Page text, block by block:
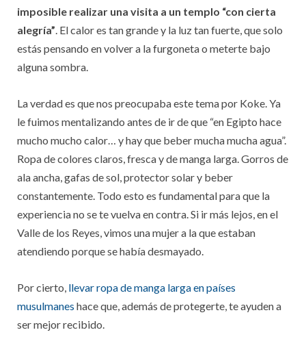
imposible realizar una visita a un templo “con cierta
alegría”. El calor es tan grande y la luz tan fuerte, que solo
estás pensando en volver a la furgoneta o meterte bajo
alguna sombra.
La verdad es que nos preocupaba este tema por Koke. Ya
le fuimos mentalizando antes de ir de que “en Egipto hace
mucho mucho calor… y hay que beber mucha mucha agua”.
Ropa de colores claros, fresca y de manga larga. Gorros de
ala ancha, gafas de sol, protector solar y beber
constantemente. Todo esto es fundamental para que la
experiencia no se te vuelva en contra. Si ir más lejos, en el
Valle de los Reyes, vimos una mujer a la que estaban
atendiendo porque se había desmayado.
Por cierto, llevar ropa de manga larga en países
musulmanes hace que, además de protegerte, te ayuden a
ser mejor recibido.